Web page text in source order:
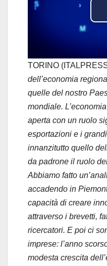
TORINO
dell’economia
quelle del nostro
mondiale.
aperta con un ruolo
esportazioni e i
innanzitutto quello
da padrone il ruolo
Abbiamo fatto
accadendo in
capacità di creare
attraverso i brevetti,
ricercatori. E poi ci
imprese: l’anno
modesta crescita